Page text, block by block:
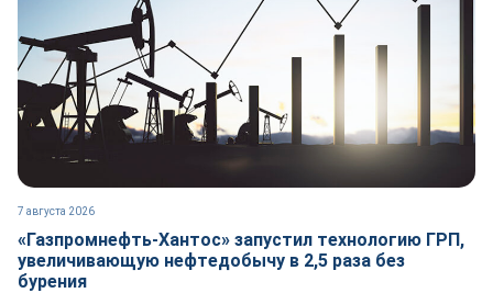
7 августа 2026
«Газпромнефть-Хантос» запустил технологию ГРП,
увеличивающую нефтедобычу в 2,5 раза без
бурения